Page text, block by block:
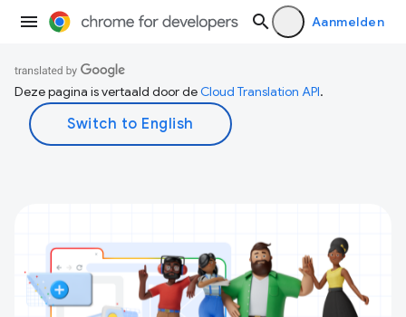
Aanmelden
Deze pagina is vertaald door deCloud Translation API.